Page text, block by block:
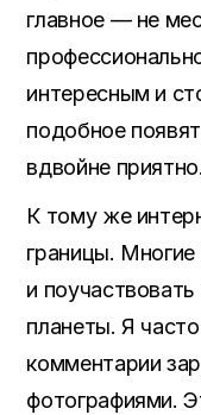
главное — не
интересным и
подобное
вдвойне приятно.
К тому же
границы.
и
планеты. Я ч
комментарии
фотографиями.